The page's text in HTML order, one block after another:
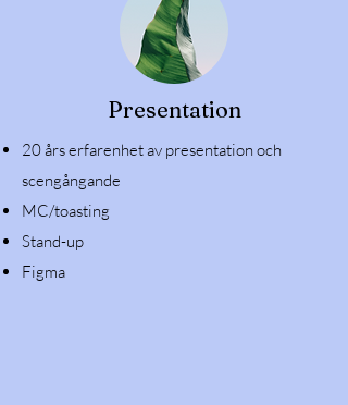
Presentation
20 års erfarenhet av presentation och
scengångande
​MC/toasting
Stand-up
Figma